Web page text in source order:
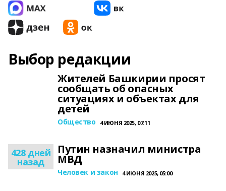
Выбор редакции
Жителей Башкирии просят
сообщать об опасных
ситуациях и объектах для
детей
Общество 4 ИЮНЯ 2025, 07:11
428 дней
назад
Путин назначил министра
МВД
Человек и закон 4 ИЮНЯ 2025, 05:00